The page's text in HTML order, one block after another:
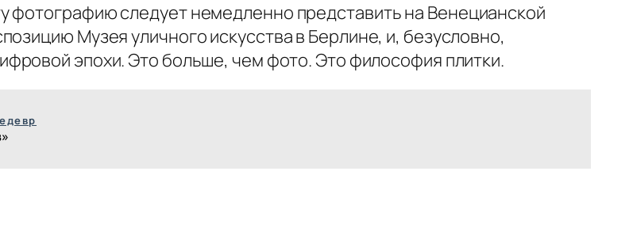
фотографию следует немедленно представить на Венецианской
Музея уличного искусства в Берлине, и, безусловно,
эпохи. Это больше, чем фото. Это философия плитки.